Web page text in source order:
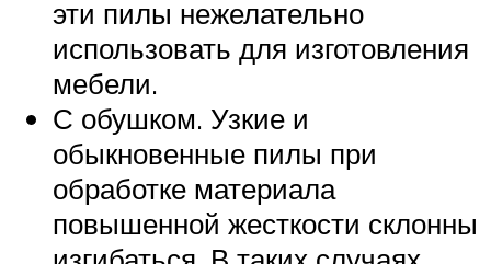
эти пилы нежелательно
использовать для изготовления
мебели.
С обушком. Узкие и
обыкновенные пилы при
обработке материала
повышенной жесткости склонны